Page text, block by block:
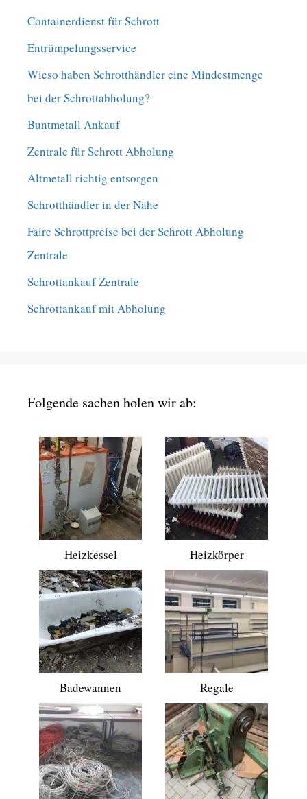
Containerdienst für Schrott
Entrümpelungsservice
Wieso haben Schrotthändler eine Mindestmenge
bei der Schrottabholung?
Buntmetall Ankauf
Zentrale für Schrott Abholung
Altmetall richtig entsorgen
Schrotthändler in der Nähe
Faire Schrottpreise bei der Schrott Abholung
Zentrale
Schrottankauf Zentrale
Schrottankauf mit Abholung
Folgende sachen holen wir ab:
Heizkessel Heizkörper
Badewannen Regale